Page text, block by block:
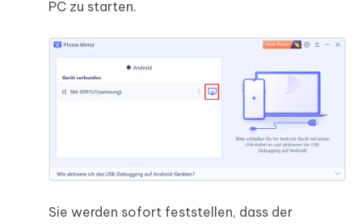
PC zu starten.
Sie werden sofort feststellen, dass der